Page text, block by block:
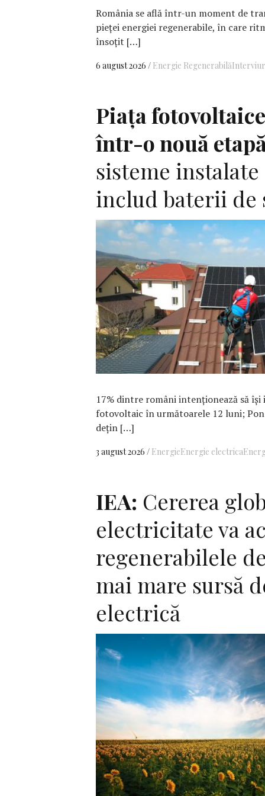
România se află într-un moment de
pieței energiei regenerabile, în care
însoțit […]
6 august 2026 Energie Regenerabilă
Piața
într-o nouă
sisteme
includ baterii
F
17% dintre români intenționează să își
fotovoltaic în următoarele 12 luni;
dețin […]
3 august 2026 EnergieEnergie electrica
IEA: Cererea
electricitate va
regenerabilele
mai mare sursă
electrică
F